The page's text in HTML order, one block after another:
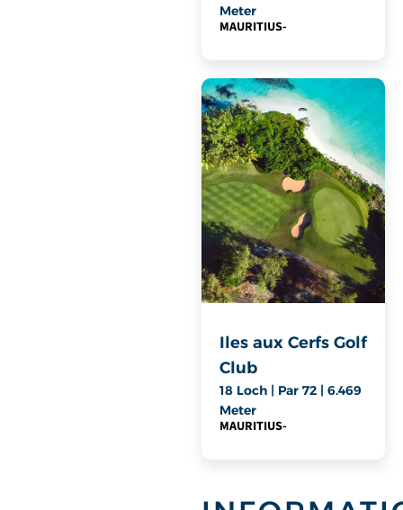
Meter
MAURITIUS-
Iles aux Cerfs Golf
Club
18 Loch | Par 72 | 6.469
Meter
MAURITIUS-